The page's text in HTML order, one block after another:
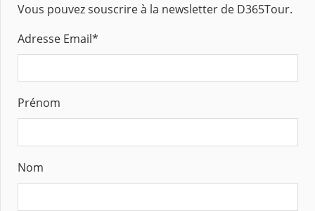
Vous pouvez souscrire à la newsletter de D365Tour.
Adresse Email*
Prénom
Nom